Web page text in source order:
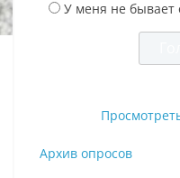
У меня не бывает
Архив опросов